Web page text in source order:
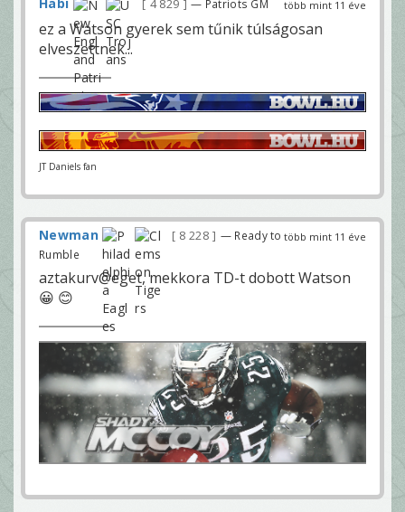
több mint 11 éve
Habi 4 829 — Patriots GM
ez a Watson gyerek sem tűnik túlságosan
elveszettnek...
JT Daniels fan
több mint 11 éve
Newman 8 228
— Ready to
Rumble
aztakurv@eget, mekkora TD-t dobott Watson
😀 😊